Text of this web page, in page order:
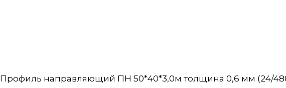
Профиль направляющий ПН 50*40*3,0м толщина 0,6 мм (24/